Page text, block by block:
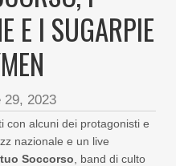
E I SUGARPIE
29, 2023
con alcuni dei protagonisti e
nazionale e un live
Soccorso , band di culto